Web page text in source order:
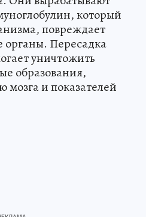
который
повреждает
органы. Пересадка
уничтожить
образования,
мозга и показателей